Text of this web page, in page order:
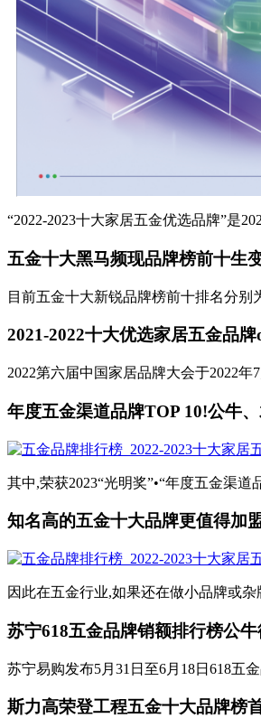
“2022-2023十大家居五金优选品牌”是
五金十大黑马频现品牌榜前十生
目前五金十大新锐品牌榜前十排名分
2021-2022十大优选家居五金品
2022第六届中国家居品牌大会于2022
年度五金渠道品牌TOP 10!公牛
其中,荣获2023“光明奖”•“年度五金渠
知名高的五金十大品牌更值得加
因此在五金行业,如果还在做小品牌或
苏宁618五金品牌销额排行榜公
苏宁易购发布5月31日至6月18日618五
斯力高荣登工程五金十大品牌榜